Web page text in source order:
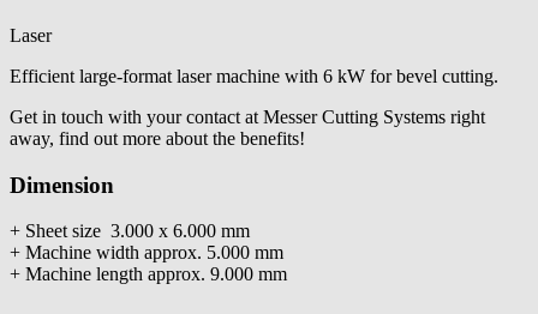
Laser
Efficient large-format laser machine with 6 kW for bevel cutting.
Get in touch with your contact at Messer Cutting Systems right
away, find out more about the benefits!
Dimension
+ Sheet size 3.000 x 6.000 mm
+ Machine width approx. 5.000 mm
+ Machine length approx. 9.000 mm